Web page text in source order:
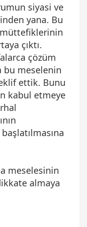
siyasi ve
yana. Bu
çıktı.
çözüm
bu meselenin
ettik. Bunu
kabul etmeye
meselesinin
almaya